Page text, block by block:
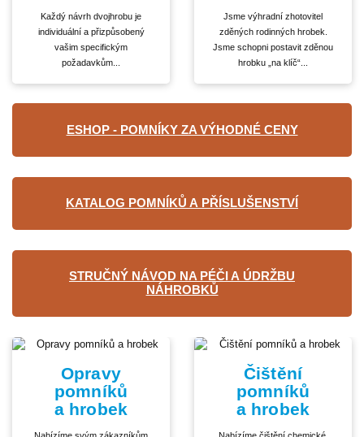
Každý návrh dvojhrobu je
individuální a přizpůsobený
vašim specifickým
požadavkům...
Jsme výhradní zhotovitel
zděných rodinných hrobek.
Jsme schopni postavit zděnou
hrobku „na klíč“...
ESHOP - POMNÍKY ZA VÝHODNÉ CENY
KATALOG POMNÍKŮ A PŘÍSLUŠENSTVÍ
STRUČNÝ NÁVOD NA PÉČI A ÚDRŽBU
NÁHROBKŮ
Opravy
pomníků
a hrobek
Čištění
pomníků
a hrobek